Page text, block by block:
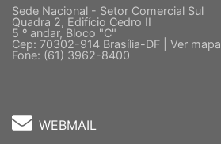
Sede Nacional - Setor Comercial Sul
Quadra 2, Edifício Cedro II
5 º andar, Bloco "C"
Cep: 70302-914 Brasília-DF | Ver mapa
Fone: (61) 3962-8400
WEBMAIL